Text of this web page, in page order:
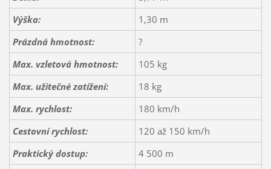
Výška:
1,30 m
Prázdná hmotnost:
?
Max. vzletová hmotnost:
105 kg
Max. užitečné zatížení:
18 kg
Max. rychlost:
180 km/h
Cestovní rychlost:
120 až 150 km/h
Praktický dostup:
4 500 m